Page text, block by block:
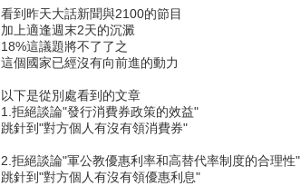
看到昨天大話新聞與2100的節目
加上適逢週末2天的沉澱
18%這議題將不了了之
這個國家已經沒有向前進的動力
以下是從別處看到的文章
1.拒絕談論"發行消費券政策的效益"
跳針到"對方個人有沒有領消費券"
2.拒絕談論"軍公教優惠利率和高替代率制度的合理性"
跳針到"對方個人有沒有領優惠利息"